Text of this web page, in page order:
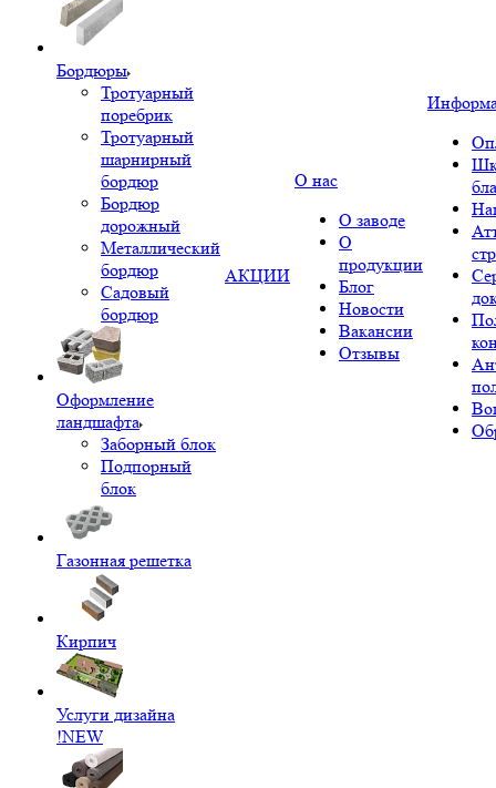
Бордюры
Тротуарный
поребрик
Тротуарный
шарнирный
бордюр
Бордюр
дорожный
Металлический
бордюр
Садовый
бордюр
Оформление
ландшафта
Заборный блок
Подпорный
блок
Газонная решетка
Кирпич
Услуги дизайна
!NEW
АКЦИИ
О нас
О заводе
О
продукции
Блог
Новости
Вакансии
Отзывы